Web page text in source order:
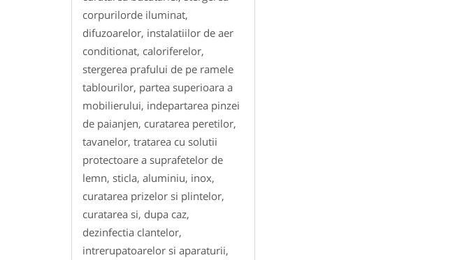
corpurilorde iluminat,
difuzoarelor, instalatiilor de aer
conditionat, caloriferelor,
stergerea prafului de pe ramele
tablourilor, partea superioara a
mobilierului, indepartarea pinzei
de paianjen, curatarea peretilor,
tavanelor, tratarea cu solutii
protectoare a suprafetelor de
lemn, sticla, aluminiu, inox,
curatarea prizelor si plintelor,
curatarea si, dupa caz,
dezinfectia clantelor,
intrerupatoarelor si aparaturii,